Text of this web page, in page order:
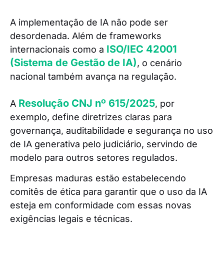
A implementação de IA não pode ser
desordenada. Além de frameworks
internacionais como a ISO/IEC 42001
(Sistema de Gestão de IA), o cenário
nacional também avança na regulação.
A Resolução CNJ nº 615/2025, por
exemplo, define diretrizes claras para
governança, auditabilidade e segurança no uso
de IA generativa pelo judiciário, servindo de
modelo para outros setores regulados.
Empresas maduras estão estabelecendo
comitês de ética para garantir que o uso da IA
esteja em conformidade com essas novas
exigências legais e técnicas.